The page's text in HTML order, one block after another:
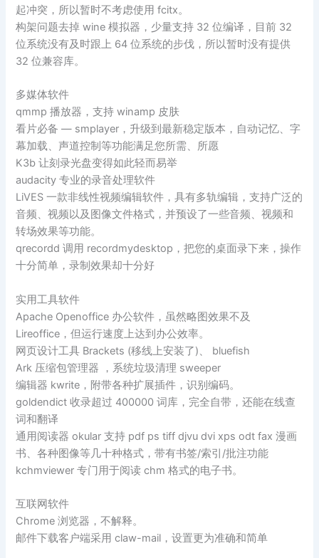
起冲突，所以暂时不考虑使用 fcitx。
构架问题去掉 wine 模拟器，少量支持 32 位编译，目前 32
位系统没有及时跟上 64 位系统的步伐，所以暂时没有提供
32 位兼容库。
多媒体软件
qmmp 播放器，支持 winamp 皮肤
看片必备 — smplayer，升级到最新稳定版本，自动记忆、字
幕加载、声道控制等功能满足您所需、所愿
K3b 让刻录光盘变得如此轻而易举
audacity 专业的录音处理软件
LiVES 一款非线性视频编辑软件，具有多轨编辑，支持广泛的
音频、视频以及图像文件格式，并预设了一些音频、视频和
转场效果等功能。
qrecordd 调用 recordmydesktop，把您的桌面录下来，操作
十分简单，录制效果却十分好
实用工具软件
Apache Openoffice 办公软件，虽然略图效果不及
Lireoffice，但运行速度上达到办公效率。
网页设计工具 Brackets (移线上安装了)、 bluefish
Ark 压缩包管理器 ，系统垃圾清理 sweeper
编辑器 kwrite，附带各种扩展插件，识别编码。
goldendict 收录超过 400000 词库，完全自带，还能在线查
词和翻译
通用阅读器 okular 支持 pdf ps tiff djvu dvi xps odt fax 漫画
书、各种图像等几十种格式，带有书签/索引/批注功能
kchmviewer 专门用于阅读 chm 格式的电子书。
互联网软件
Chrome 浏览器，不解释。
邮件下载客户端采用 claw-mail，设置更为准确和简单